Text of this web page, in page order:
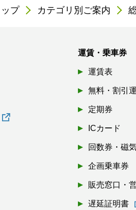
ップ カテゴリ別ご案内
運賃・乗車券
運賃表
無料・割引
定期券
ICカード
回数券・磁
企画乗車券
販売窓口・
遅延証明書